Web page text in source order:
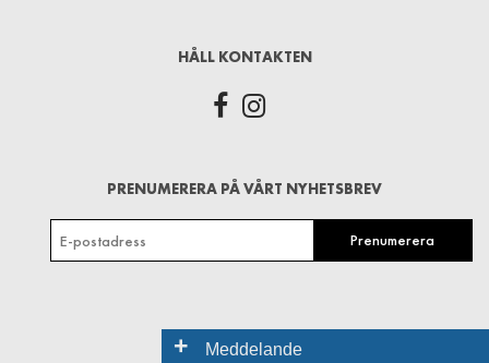
HÅLL KONTAKTEN
PRENUMERERA PÅ VÅRT NYHETSBREV
+ Meddelande